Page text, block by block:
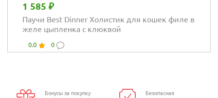
1 585 ₽
Паучи Best Dinner Холистик для кошек филе в
желе цыпленка с клюквой
0.0 0
Бонусы за покупку
Безопасная